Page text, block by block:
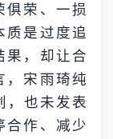
荣、一损
质是过度追
果，却让合
，宋雨琦纯
，也未发表
合作、减少